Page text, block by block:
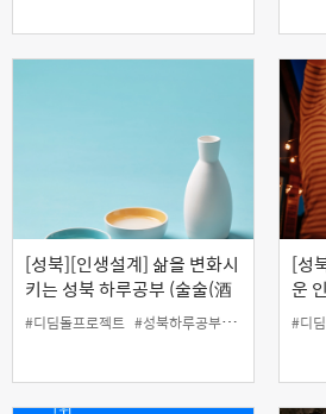
[성북][인생설계] 삶을 변화시
키는 성북 하루공부 (술술(酒
酒) 풀어보는 전통주 이야기)
#디딤돌프로젝트 #성북하루공부 #유튜브특강 #
[성
운
이
#디